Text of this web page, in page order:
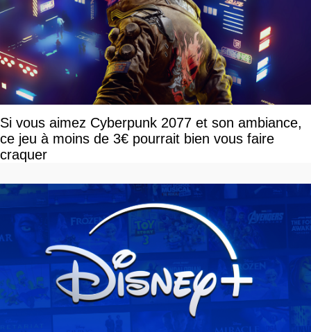
Si vous aimez Cyberpunk 2077 et son ambiance,
ce jeu à moins de 3€ pourrait bien vous faire
craquer